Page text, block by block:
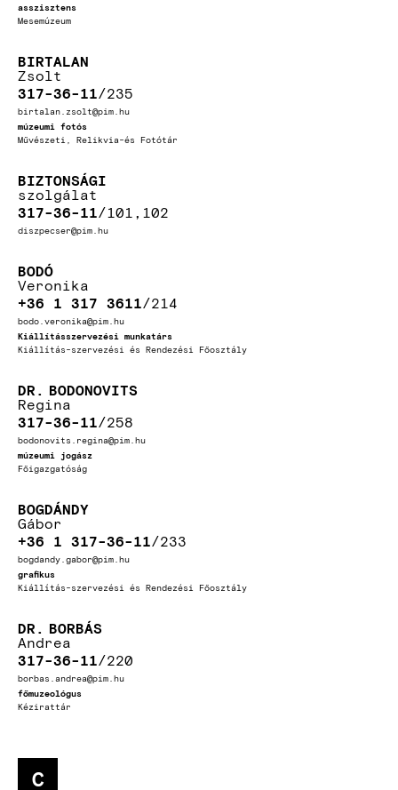
asszisztens
Mesemúzeum
BIRTALAN
Zsolt
317-36-11 235
birtalan.zsolt@pim.hu
múzeumi fotós
Művészeti, Relikvia-és Fotótár
BIZTONSÁGI
szolgálat
317-36-11 101,102
diszpecser@pim.hu
BODÓ
Veronika
+36 1 317 3611 214
bodo.veronika@pim.hu
Kiállításszervezési munkatárs
Kiállítás-szervezési és Rendezési Főosztály
DR. BODONOVITS
Regina
317-36-11 258
bodonovits.regina@pim.hu
múzeumi jogász
Főigazgatóság
BOGDÁNDY
Gábor
+36 1 317-36-11 233
bogdandy.gabor@pim.hu
grafikus
Kiállítás-szervezési és Rendezési Főosztály
DR. BORBÁS
Andrea
317-36-11 220
borbas.andrea@pim.hu
főmuzeológus
Kézirattár
C